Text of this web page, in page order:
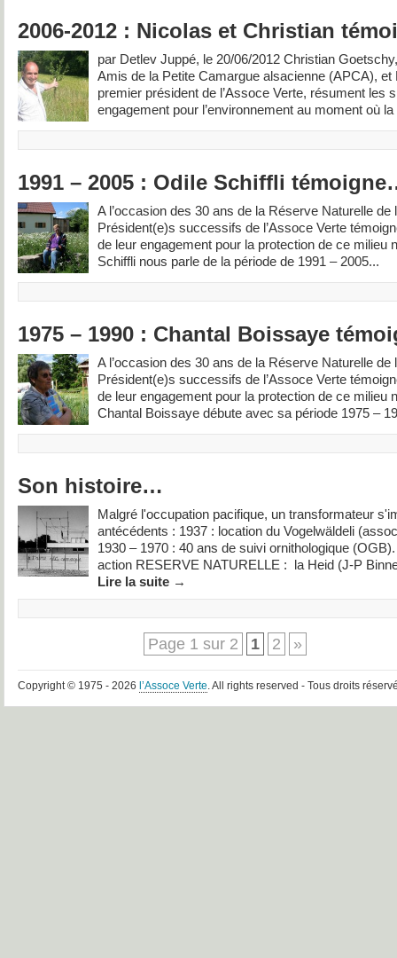
2006-2012 : Nicolas et Christian
par Detlev Juppé, le 20/06/2012 Christian
Amis de la Petite Camargue alsacienne (APCA), et
premier président de l’Assoce Verte, résument les
engagement pour l’environnement au moment où
1991 – 2005 : Odile Schiffli
A l’occasion des 30 ans de la Réserve Naturelle
Président(e)s successifs de l’Assoce Verte
de leur engagement pour la protection de ce milieu
Schiffli nous parle de la période de 1991 – 2005...
1975 – 1990 : Chantal Boissaye
A l’occasion des 30 ans de la Réserve Naturelle
Président(e)s successifs de l’Assoce Verte
de leur engagement pour la protection de ce milieu
Chantal Boissaye débute avec sa période 1975 –
Son histoire…
Malgré l'occupation pacifique, un transformateur
antécédents : 1937 : location du Vogelwäldeli
1930 – 1970 : 40 ans de suivi ornithologique
action RESERVE NATURELLE : la Heid (J-P
Lire la suite →
Page 1 sur 2 1 2 »
Copyright © 1975 - 2026 l’Assoce Verte. All rights reserved - Tous droits